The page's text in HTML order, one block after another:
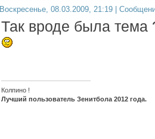
Воскресенье, 08.03.2009, 21:19 |
Так вроде была тема
Колпино !
Лучший пользователь Зенитбола 2012 года.